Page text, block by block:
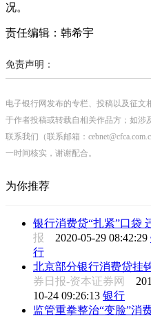
况。
责任编辑：韩希宇
免责声明：
电子银行网发布的专栏、投稿以及征文
于作者投稿或转载自相关作品方；如涉
联系我们（联系邮箱：
一时间核实，谢谢配合。
为你推荐
银行消费贷“扎紧”口袋
报 2020-05-29 08:42:29
行
北京部分银行消费贷挂
券日报-资本证券网
10-24 09:26:13 银行
监管重拳整治“变脸”消